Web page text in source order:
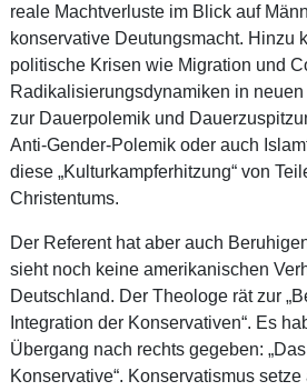
reale Machtverluste im Blick auf
konservative Deutungsmacht. Hinzu
politische Krisen wie Migration und
Radikalisierungsdynamiken in
zur Dauerpolemik und
Anti-Gender-Polemik oder auch
diese „Kulturkampferhitzung“ von
Christentums.
Der Referent hat aber auch
sieht noch keine amerikanischen
Deutschland. Der Theologe rät zur
Integration der Konservativen“. Es
Übergang nach rechts gegeben:
Konservative“. Konservatismus setze